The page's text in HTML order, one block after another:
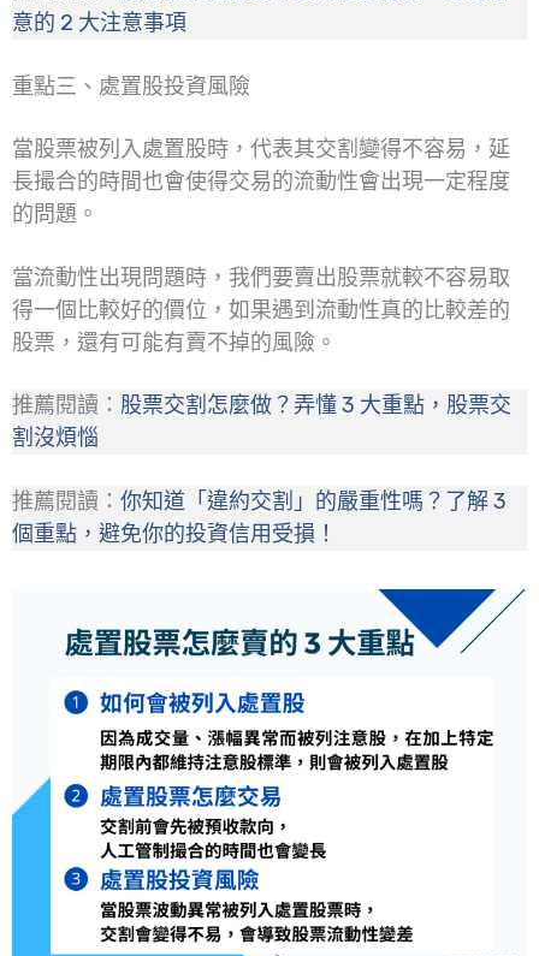
意的 2 大注意事項
重點三、處置股投資風險
當股票被列入處置股時，代表其交割變得不容易，延
長撮合的時間也會使得交易的流動性會出現一定程度
的問題。
當流動性出現問題時，我們要賣出股票就較不容易取
得一個比較好的價位，如果遇到流動性真的比較差的
股票，還有可能有賣不掉的風險。
推薦閱讀： 股票交割怎麼做？弄懂 3 大重點，股票交
割沒煩惱
推薦閱讀： 你知道「違約交割」的嚴重性嗎？了解 3
個重點，避免你的投資信用受損！